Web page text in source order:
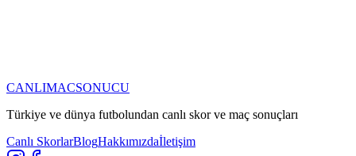
CANLIMACSONUCU
Türkiye ve dünya futbolundan canlı skor ve maç sonuçları
Canlı SkorlarBlogHakkımızdaİletişim